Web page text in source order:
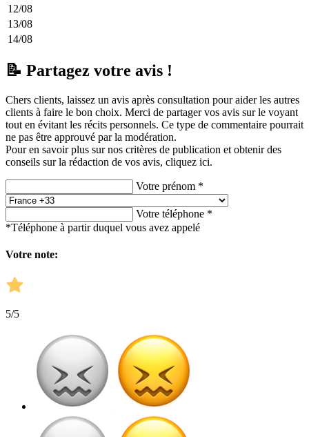
12/08
13/08
14/08
📝 Partagez votre avis !
Chers clients, laissez un avis après consultation pour aider les autres
clients à faire le bon choix. Merci de partager vos avis sur le voyant
tout en évitant les récits personnels. Ce type de commentaire pourrait
ne pas être approuvé par la modération.
Pour en savoir plus sur nos critères de publication et obtenir des
conseils sur la rédaction de vos avis, cliquez ici.
Votre prénom *
Votre téléphone *
*Téléphone à partir duquel vous avez appelé
Votre note:
5/5